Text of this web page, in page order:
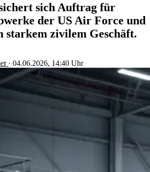
sich Auftrag für
der US Air Force und
zivilem Geschäft.
· 04.06.2026, 14:40 Uhr